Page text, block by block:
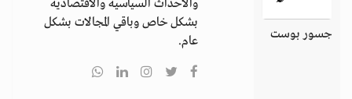
جسور بوست
والأحداث السياسية والاقتصادية
بشكل خاص وباقي المجالات بشكل
عام.